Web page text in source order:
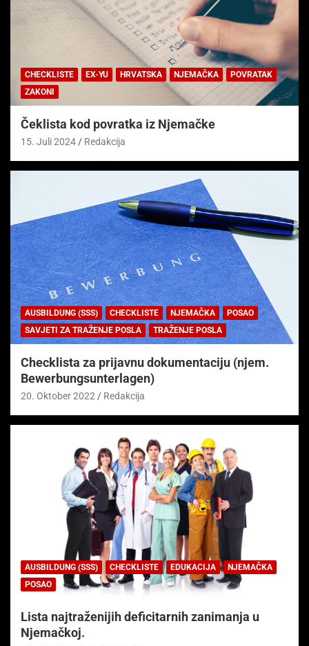
CHECKLISTE EX-YU HRVATSKA NJEMAČKA
POVRATAK
ZAKONI
Čeklista kod povratka iz Njemačke
15. Juli 2024 Redakcija
AUSBILDUNG (SSS) CHECKLISTE NJEMAČKA
POSAO
SAVJETI ZA TRAŽENJE POSLA
TRAŽENJE POSLA
Checklista za prijavnu dokumentaciju (njem.
Bewerbungsunterlagen)
20. Oktober 2022 Redakcija
AUSBILDUNG (SSS) CHECKLISTE EDUKACIJA
NJEMAČKA
POSAO
Lista najtraženijih deficitarnih zanimanja u
Njemačkoj.